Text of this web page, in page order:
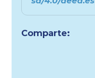
Comparte: